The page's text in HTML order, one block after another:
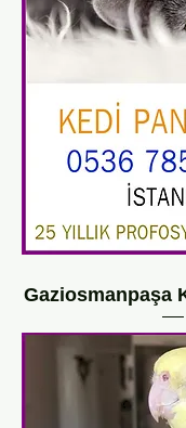
Gaziosmanpaşa